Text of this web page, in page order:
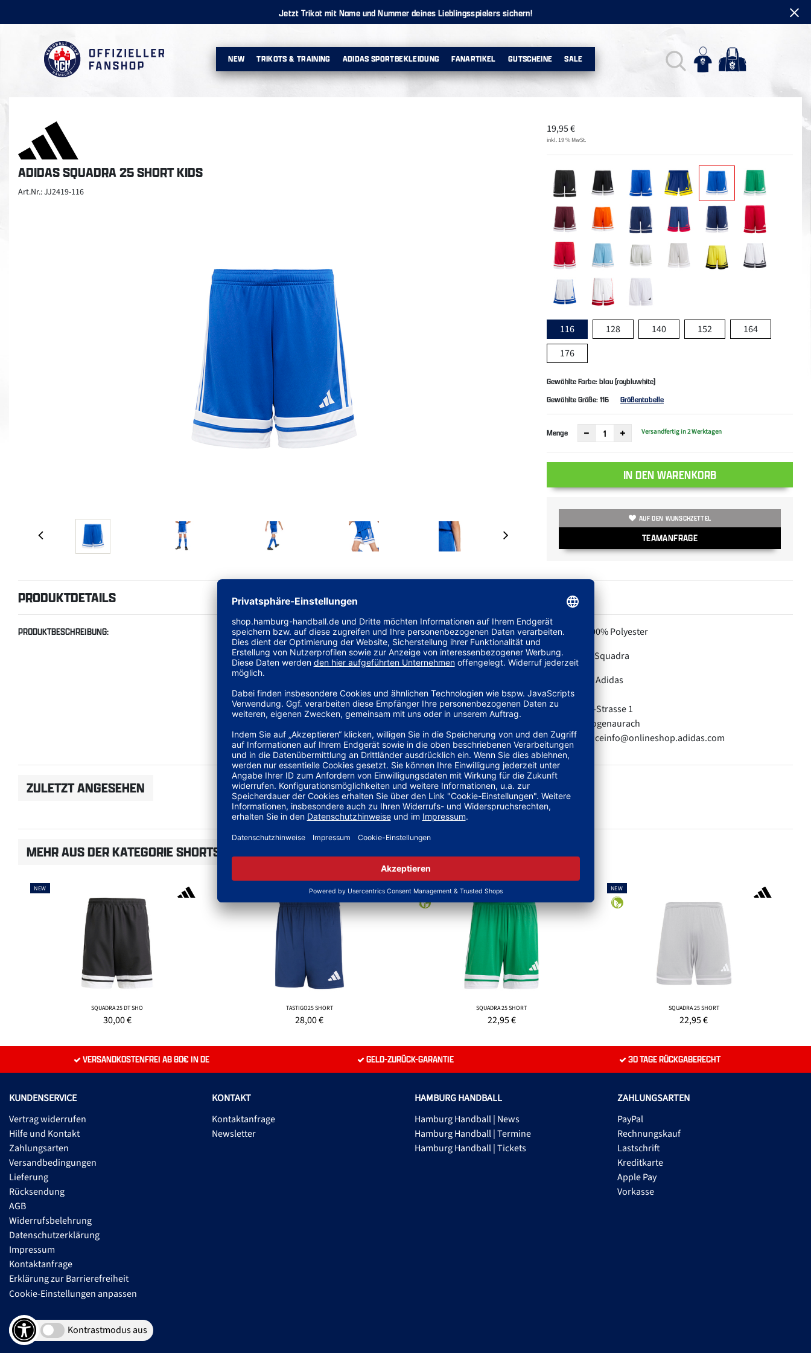
Jetzt Trikot mit Name und Nummer deines Lieblingsspielers sichern!
NEW TRIKOTS & TRAINING ADIDAS SPORTBEKLEIDUNG FANARTIKEL GUTSCHEINE SALE
ADIDAS SQUADRA 25 SHORT KIDS
Art.Nr.: JJ2419-116
19,95€
inkl. 19 % MwSt.
116 128 140 152
164
176
Gewählte Farbe: blau (roybluwhite)
Gewählte Größe:116 Größentabelle
Menge Versandfertig in 2 Werktagen
IN DEN WARENKORB
AUF DEN WUNSCHZETTEL
TEAMANFRAGE
PRODUKTDETAILS
PRODUKTBESCHREIBUNG: MATERIAL: 100% Polyester
KOLLEKTION: Squadra
Adidas
adidas AG
Adi-Dassler-Strasse 1
91074 Herzogenaurach
E-Mail: serviceinfo@onlineshop.adidas.com
ZULETZT ANGESEHEN
MEHR AUS DER KATEGORIE SHORTS
NEW
SQUADRA 25 DT SHO
30,00€
TASTIGO25 SHORT
28,00€
NEW
SQUADRA 25 SHORT
22,95€
NEW
SQUADRA 25 SHORT
22,95€
VERSANDKOSTENFREI AB 80€ IN DE GELD-ZURÜCK-GARANTIE 30 TAGE RÜCKGABERECHT
KUNDENSERVICE
Vertrag widerrufen
Hilfe und Kontakt
Zahlungsarten
Versandbedingungen
Lieferung
Rücksendung
AGB
Widerrufsbelehrung
Datenschutzerklärung
Impressum
Kontaktanfrage
Erklärung zur Barrierefreiheit
Cookie-Einstellungen anpassen
Kontrastmodus aus
KONTAKT
Kontaktanfrage
Newsletter
HAMBURG HANDBALL
Hamburg Handball | News
Hamburg Handball | Termine
Hamburg Handball | Tickets
ZAHLUNGSARTEN
PayPal
Rechnungskauf
Lastschrift
Kreditkarte
Apple Pay
Vorkasse